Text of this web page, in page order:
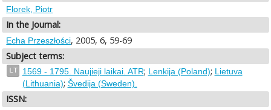
Florek, Piotr
In the Journal:
Echa Przeszłości, 2005, 6, 59-69
Subject terms:
LT 1569 - 1795. Naujieji laikai. ATR; Lenkija (Poland); Lietuva
(Lithuania); Švedija (Sweden).
ISSN: